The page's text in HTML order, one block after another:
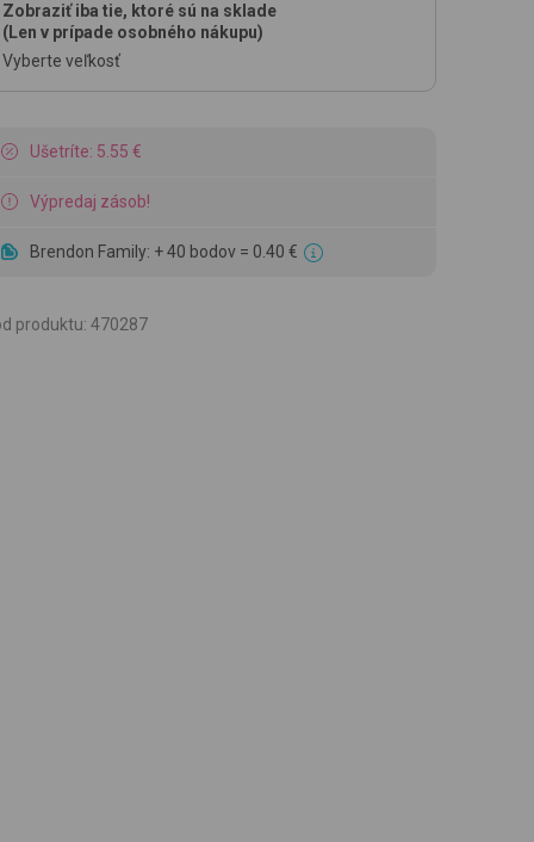
Zobraziť iba tie, ktoré sú na sklade
(Len v prípade osobného nákupu)
Vyberte veľkosť
Ušetríte: 5.55 €
Výpredaj zásob!
Brendon Family: + 40 bodov = 0.40 €
produktu: 470287